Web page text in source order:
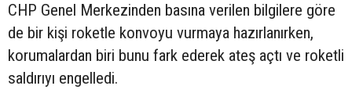
CHP Genel Merkezinden basına verilen bilgilere göre
de bir kişi roketle konvoyu vurmaya hazırlanırken,
korumalardan biri bunu fark ederek ateş açtı ve roketli
saldırıyı engelledi.